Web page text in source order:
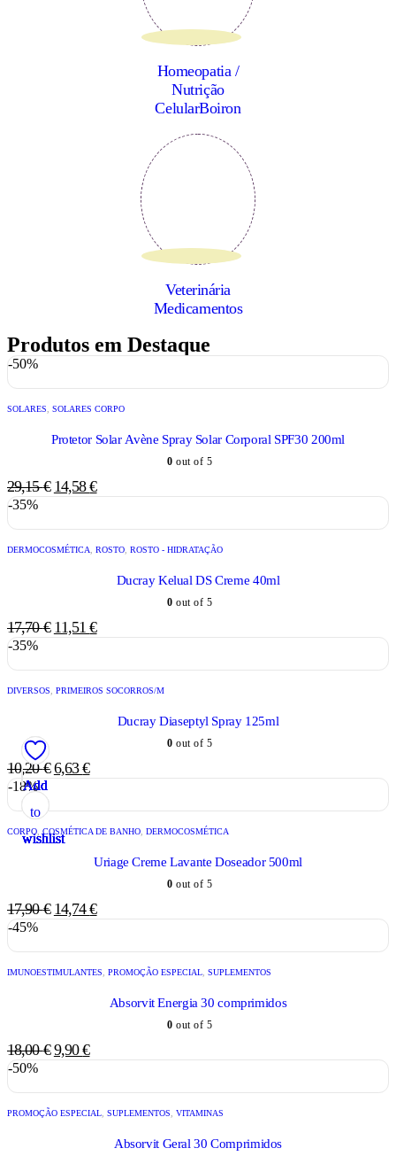
Homeopatia /
Nutrição
CelularBoiron
Veterinária
Medicamentos
Produtos em Destaque
-50%
Add
to
wishlist
SOLARES SOLARES CORPO
Protetor Solar Avène Spray Solar Corporal SPF30 200ml
0 out of 5
29,15€ 14,58€
-35%
Add
to
wishlist
DERMOCOSMÉTICA ROSTO ROSTO - HIDRATAÇÃO
Ducray Kelual DS Creme 40ml
0 out of 5
17,70€ 11,51€
-35%
Add
to
wishlist
DIVERSOS PRIMEIROS SOCORROS/M
Ducray Diaseptyl Spray 125ml
0 out of 5
10,20€ 6,63€
-18%
Add
to
wishlist
CORPO COSMÉTICA DE BANHO DERMOCOSMÉTICA
Uriage Creme Lavante Doseador 500ml
0 out of 5
17,90€ 14,74€
-45%
Add
to
wishlist
IMUNOESTIMULANTES PROMOÇÃO ESPECIAL SUPLEMENTOS
Absorvit Energia 30 comprimidos
0 out of 5
18,00€ 9,90€
-50%
Add
to
wishlist
PROMOÇÃO ESPECIAL SUPLEMENTOS VITAMINAS
Absorvit Geral 30 Comprimidos